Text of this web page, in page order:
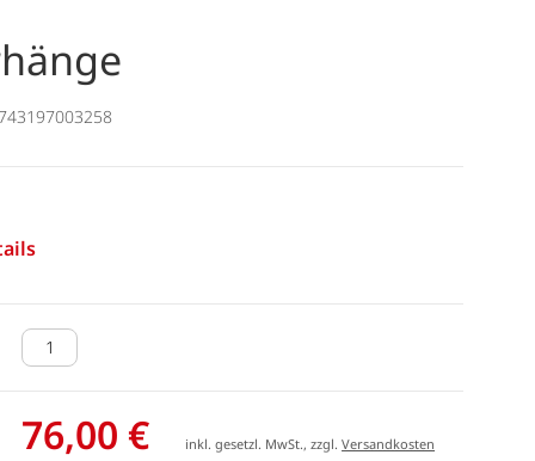
76,00 € inkl. gesetzl. MwSt., zzgl.Versandkosten